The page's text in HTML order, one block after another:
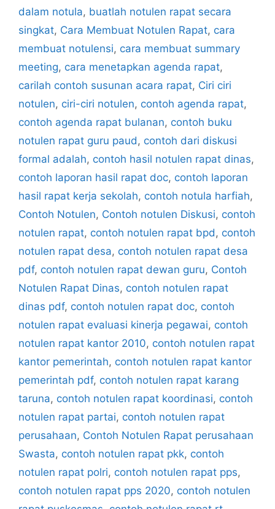
dalam notula, buatlah notulen rapat secara
singkat, Cara Membuat Notulen Rapat, cara
membuat notulensi, cara membuat summary
meeting, cara menetapkan agenda rapat,
carilah contoh susunan acara rapat, Ciri ciri
notulen, ciri-ciri notulen, contoh agenda rapat,
contoh agenda rapat bulanan, contoh buku
notulen rapat guru paud, contoh dari diskusi
formal adalah, contoh hasil notulen rapat dinas,
contoh laporan hasil rapat doc, contoh laporan
hasil rapat kerja sekolah, contoh notula harfiah,
Contoh Notulen, Contoh notulen Diskusi, contoh
notulen rapat, contoh notulen rapat bpd, contoh
notulen rapat desa, contoh notulen rapat desa
pdf, contoh notulen rapat dewan guru, Contoh
Notulen Rapat Dinas, contoh notulen rapat
dinas pdf, contoh notulen rapat doc, contoh
notulen rapat evaluasi kinerja pegawai, contoh
notulen rapat kantor 2010, contoh notulen rapat
kantor pemerintah, contoh notulen rapat kantor
pemerintah pdf, contoh notulen rapat karang
taruna, contoh notulen rapat koordinasi, contoh
notulen rapat partai, contoh notulen rapat
perusahaan, Contoh Notulen Rapat perusahaan
Swasta, contoh notulen rapat pkk, contoh
notulen rapat polri, contoh notulen rapat pps,
contoh notulen rapat pps 2020, contoh notulen